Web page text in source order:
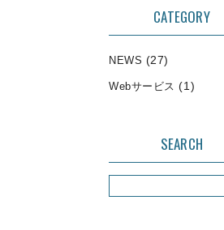
CATEGORY
NEWS (27)
Webサービス (1)
SEARCH